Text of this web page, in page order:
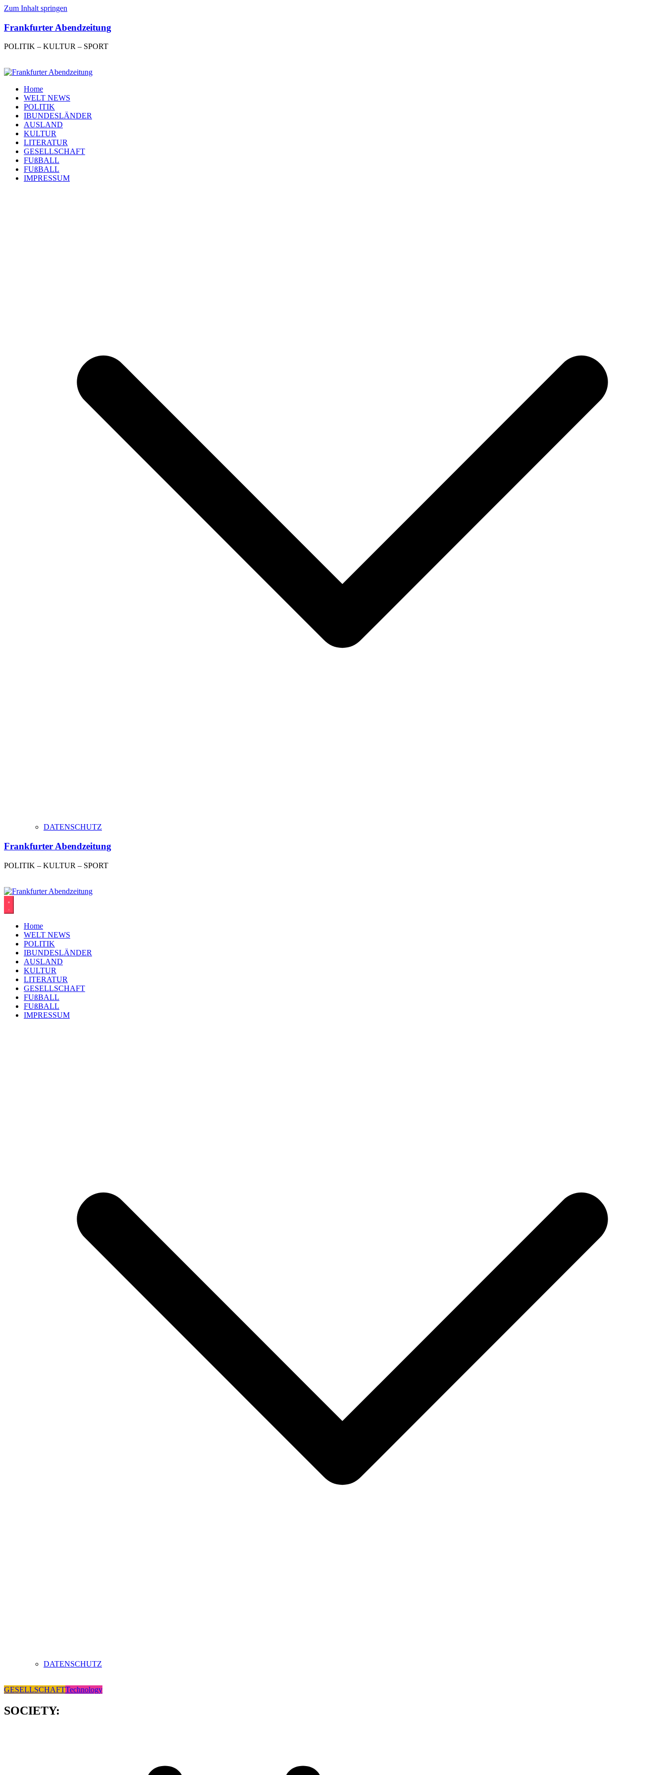
Zum Inhalt springen
Frankfurter Abendzeitung
POLITIK – KULTUR – SPORT
Home
WELT NEWS
POLITIK
IBUNDESLÄNDER
AUSLAND
KULTUR
LITERATUR
GESELLSCHAFT
FUßBALL
FUßBALL
IMPRESSUM
DATENSCHUTZ
Frankfurter Abendzeitung
POLITIK – KULTUR – SPORT
Home
WELT NEWS
POLITIK
IBUNDESLÄNDER
AUSLAND
KULTUR
LITERATUR
GESELLSCHAFT
FUßBALL
FUßBALL
IMPRESSUM
DATENSCHUTZ
GESELLSCHAFTTechnology
SOCIETY: